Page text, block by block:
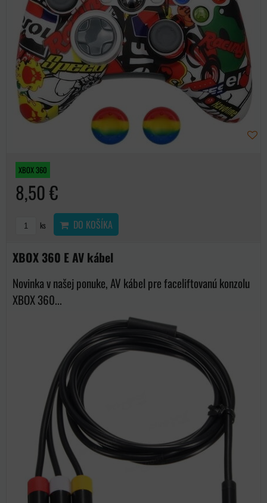
XBOX 360
8,50 €
ks DO KOŠÍKA
XBOX 360 E AV kábel
Novinka v našej ponuke, AV kábel pre faceliftovanú konzolu
XBOX 360...